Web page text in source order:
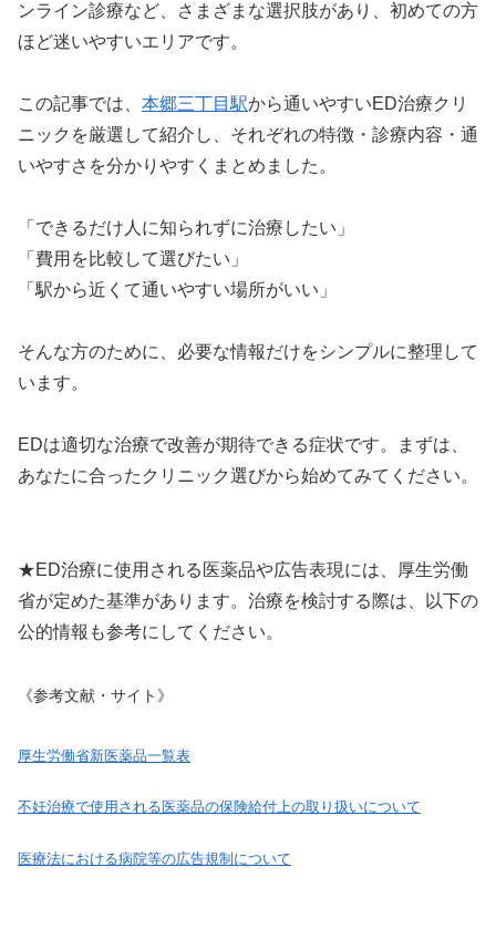
ンライン診療など、さまざまな選択肢があり、初めての方
ほど迷いやすいエリアです。
この記事では、 本郷三丁目駅から通いやすいED治療クリ
ニックを厳選して紹介し、それぞれの特徴・診療内容・通
いやすさを分かりやすくまとめました。
「できるだけ人に知られずに治療したい」
「費用を比較して選びたい」
「駅から近くて通いやすい場所がいい」
そんな方のために、必要な情報だけをシンプルに整理して
います。
EDは適切な治療で改善が期待できる症状です。まずは、
あなたに合ったクリニック選びから始めてみてください。
★ED治療に使用される医薬品や広告表現には、厚生労働
省が定めた基準があります。治療を検討する際は、以下の
公的情報も参考にしてください。
《参考文献・サイト》
厚生労働省新医薬品一覧表
不妊治療で使用される医薬品の保険給付上の取り扱いについて
医療法における病院等の広告規制について